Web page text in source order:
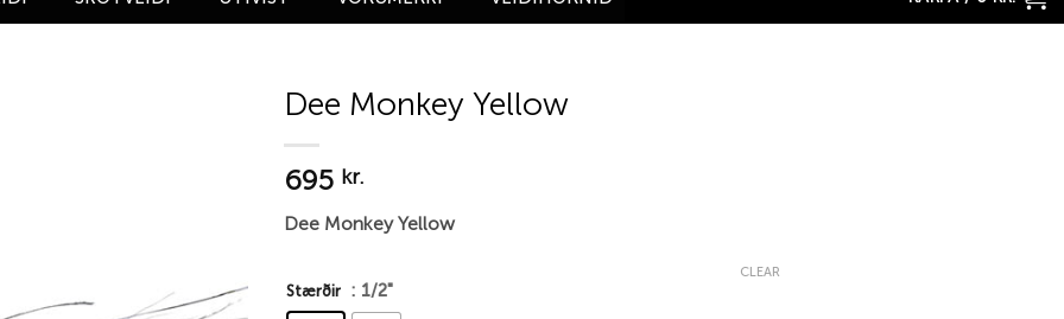
Dee Monkey Yellow
695 kr.
Dee Monkey Yellow
Stærðir : 1/2"
CLEAR